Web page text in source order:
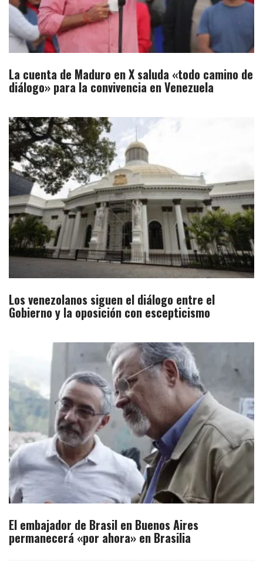
La cuenta de Maduro en X saluda «todo camino de
diálogo» para la convivencia en Venezuela
Los venezolanos siguen el diálogo entre el
Gobierno y la oposición con escepticismo
El embajador de Brasil en Buenos Aires
permanecerá «por ahora» en Brasilia